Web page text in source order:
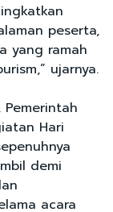
peserta,
yang ramah
ujarnya.
Hari
demi
acara